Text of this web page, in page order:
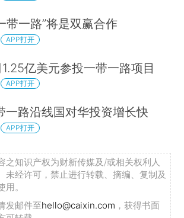
带一路”将是双赢合作
APP打开
亿美元参投一带一路项目
APP打开
一路沿线国对华投资增长快
APP打开
之知识产权为财新传媒及/或相关权利人
未经许可，禁止进行转载、摘编、复制及
。
发邮件至hello@caixin.com ，获得书面